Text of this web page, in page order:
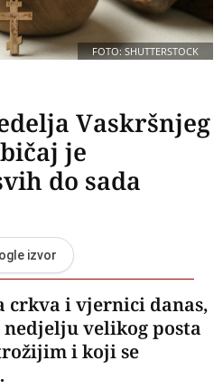
FOTO: SHUTTERSTOCK
Vaskršnjeg
je
do sada
izvor
crkva i vjernici danas,
nedjelju velikog posta
i koji se